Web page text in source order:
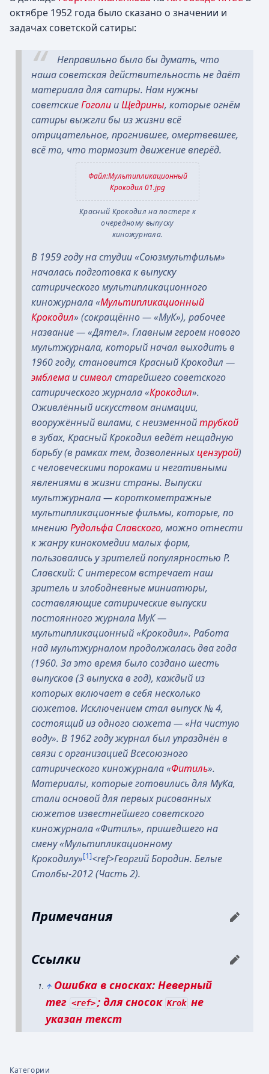
октябре 1952 года было сказано о значении и
задачах советской сатиры:
Неправильно было бы думать, что
наша советская действительность не даёт
материала для сатиры. Нам нужны
советскиеГоголи иЩедрины, которые огнём
сатиры выжгли бы из жизни всё
отрицательное, прогнившее, омертвевшее,
всё то, что тормозит движение вперёд.
Файл:Мультипликационный
Крокодил 01.jpg
Красный Крокодил на постере к
очередному выпуску
киножурнала.
В 1959 году на студии «Союзмультфильм»
началась подготовка к выпуску
сатирического мультипликационного
киножурнала «Мультипликационный
Крокодил» (сокращённо — «МуК»), рабочее
название — «Дятел». Главным героем нового
мультжурнала, который начал выходить в
1960 году, становится Красный Крокодил —
эмблема исимвол старейшего советского
сатирического журнала «Крокодил».
Оживлённый искусством анимации,
вооружённый вилами, с неизменнойтрубкой
в зубах, Красный Крокодил ведёт нещадную
борьбу (в рамках тем, дозволенных цензурой)
с человеческими пороками и негативными
явлениями в жизни страны. Выпуски
мультжурнала — короткометражные
мультипликационные фильмы, которые, по
мнению Рудольфа Славского, можно отнести
к жанру кинокомедии малых форм,
пользовались у зрителей популярностью Р.
Славский: С интересом встречает наш
зритель и злободневные миниатюры,
составляющие сатирические выпуски
постоянного журнала МуК —
мультипликационный «Крокодил». Работа
над мультжурналом продолжалась два года
(1960. За это время было создано шесть
выпусков (3 выпуска в год), каждый из
которых включает в себя несколько
сюжетов. Исключением стал выпуск № 4,
состоящий из одного сюжета — «На чистую
воду». В 1962 году журнал был упразднён в
связи с организацией Всесоюзного
сатирического киножурнала «Фитиль».
Материалы, которые готовились для МуКа,
стали основой для первых рисованных
сюжетов известнейшего советского
киножурнала «Фитиль», пришедшего на
смену «Мультипликационному
Крокодилу»[1]<ref>Георгий Бородин. Белые
Столбы-2012 (Часть 2).
Примечания
Ссылки
↑ Ошибка в сносках: Неверный
тег <ref>; для сносок Krok не
указан текст
Категории